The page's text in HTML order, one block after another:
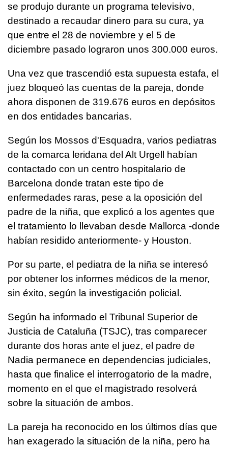
se produjo durante un programa televisivo,
destinado a recaudar dinero para su cura, ya
que entre el 28 de noviembre y el 5 de
diciembre pasado lograron unos 300.000 euros.
Una vez que trascendió esta supuesta estafa, el
juez bloqueó las cuentas de la pareja, donde
ahora disponen de 319.676 euros en depósitos
en dos entidades bancarias.
Según los Mossos d'Esquadra, varios pediatras
de la comarca leridana del Alt Urgell habían
contactado con un centro hospitalario de
Barcelona donde tratan este tipo de
enfermedades raras, pese a la oposición del
padre de la niña, que explicó a los agentes que
el tratamiento lo llevaban desde Mallorca -donde
habían residido anteriormente- y Houston.
Por su parte, el pediatra de la niña se interesó
por obtener los informes médicos de la menor,
sin éxito, según la investigación policial.
Según ha informado el Tribunal Superior de
Justicia de Cataluña (TSJC), tras comparecer
durante dos horas ante el juez, el padre de
Nadia permanece en dependencias judiciales,
hasta que finalice el interrogatorio de la madre,
momento en el que el magistrado resolverá
sobre la situación de ambos.
La pareja ha reconocido en los últimos días que
han exagerado la situación de la niña, pero ha